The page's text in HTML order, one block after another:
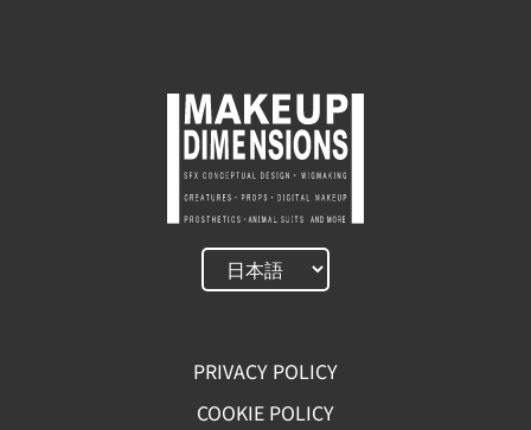
PRIVACY POLICY
COOKIE POLICY